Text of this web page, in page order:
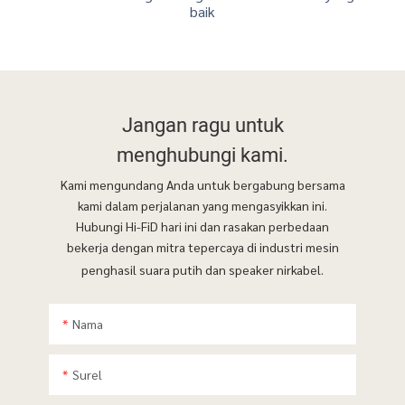
baik
Jangan ragu untuk
menghubungi kami.
Kami mengundang Anda untuk bergabung bersama
kami dalam perjalanan yang mengasyikkan ini.
Hubungi Hi-FiD hari ini dan rasakan perbedaan
bekerja dengan mitra tepercaya di industri mesin
penghasil suara putih dan speaker nirkabel.
Nama
Surel